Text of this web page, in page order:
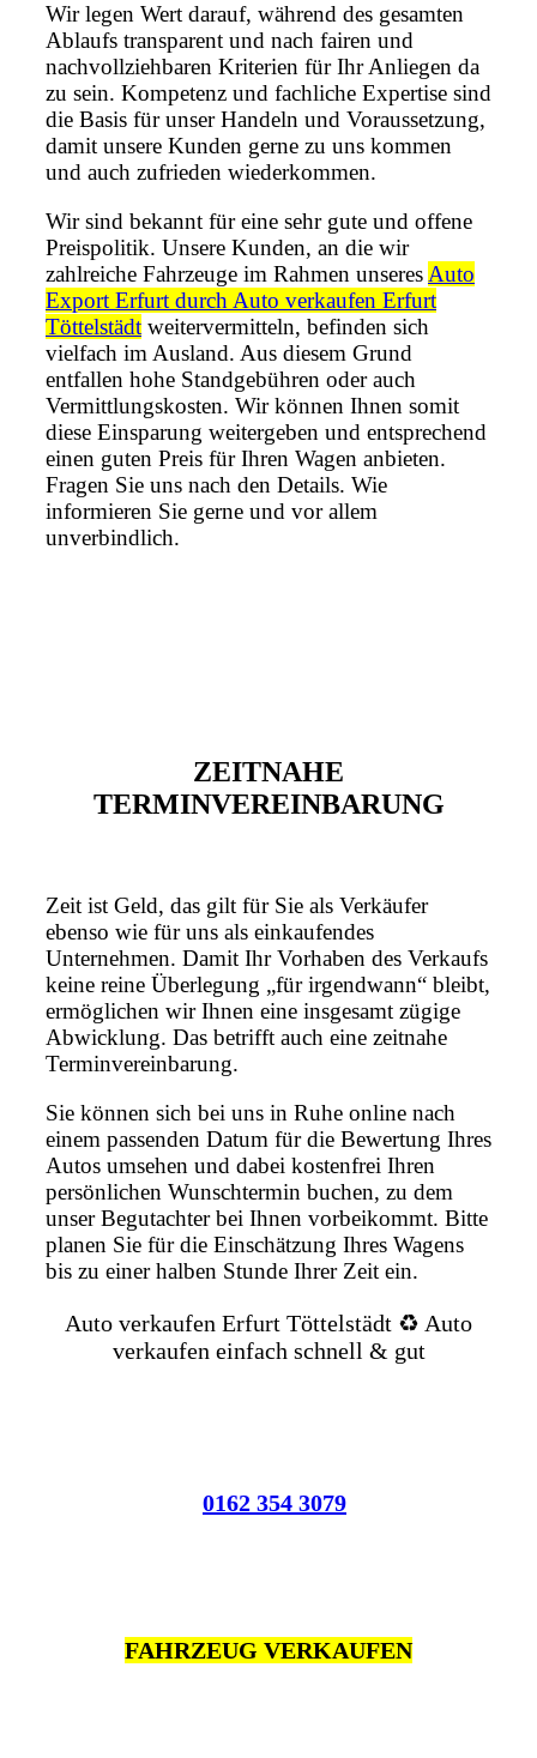
Wir legen Wert darauf, während des gesamten
Ablaufs transparent und nach fairen und
nachvollziehbaren Kriterien für Ihr Anliegen da
zu sein. Kompetenz und fachliche Expertise sind
die Basis für unser Handeln und Voraussetzung,
damit unsere Kunden gerne zu uns kommen
und auch zufrieden wiederkommen.
Wir sind bekannt für eine sehr gute und offene
Preispolitik. Unsere Kunden, an die wir
zahlreiche Fahrzeuge im Rahmen unseres Auto
Export Erfurt durch Auto verkaufen Erfurt
Töttelstädt weitervermitteln, befinden sich
vielfach im Ausland. Aus diesem Grund
entfallen hohe Standgebühren oder auch
Vermittlungskosten. Wir können Ihnen somit
diese Einsparung weitergeben und entsprechend
einen guten Preis für Ihren Wagen anbieten.
Fragen Sie uns nach den Details. Wie
informieren Sie gerne und vor allem
unverbindlich.
ZEITNAHE
TERMINVEREINBARUNG
Zeit ist Geld, das gilt für Sie als Verkäufer
ebenso wie für uns als einkaufendes
Unternehmen. Damit Ihr Vorhaben des Verkaufs
keine reine Überlegung „für irgendwann“ bleibt,
ermöglichen wir Ihnen eine insgesamt zügige
Abwicklung. Das betrifft auch eine zeitnahe
Terminvereinbarung.
Sie können sich bei uns in Ruhe online nach
einem passenden Datum für die Bewertung Ihres
Autos umsehen und dabei kostenfrei Ihren
persönlichen Wunschtermin buchen, zu dem
unser Begutachter bei Ihnen vorbeikommt. Bitte
planen Sie für die Einschätzung Ihres Wagens
bis zu einer halben Stunde Ihrer Zeit ein.
Auto verkaufen Erfurt Töttelstädt ♻️ Auto
verkaufen einfach schnell & gut
0162 354 3079
FAHRZEUG VERKAUFEN